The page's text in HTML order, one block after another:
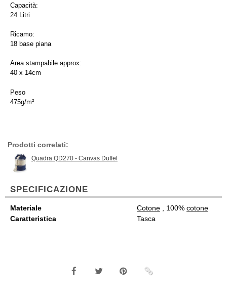
Capacità:
24 Litri
Ricamo:
18 base piana
Area stampabile approx:
40 x 14cm
Peso
475g/m²
Prodotti correlati:
Quadra QD270 - Canvas Duffel
SPECIFICAZIONE
Materiale Cotone , 100% cotone
Caratteristica
Tasca